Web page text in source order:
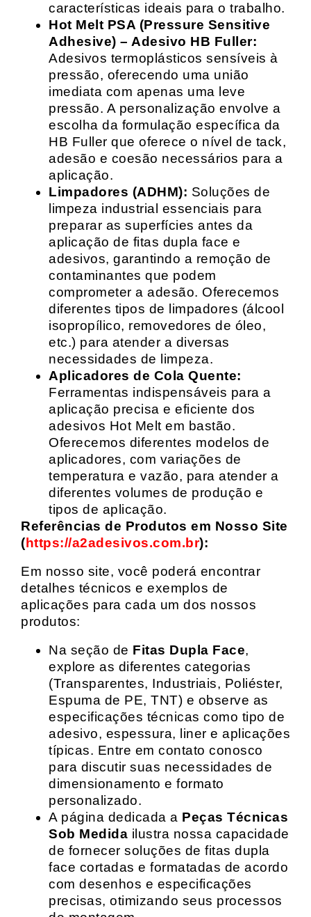
características ideais para o trabalho.
Hot Melt PSA (Pressure Sensitive
Adhesive) – Adesivo HB Fuller:
Adesivos termoplásticos sensíveis à
pressão, oferecendo uma união
imediata com apenas uma leve
pressão. A personalização envolve a
escolha da formulação específica da
HB Fuller que oferece o nível de tack,
adesão e coesão necessários para a
aplicação.
Limpadores (ADHM): Soluções de
limpeza industrial essenciais para
preparar as superfícies antes da
aplicação de fitas dupla face e
adesivos, garantindo a remoção de
contaminantes que podem
comprometer a adesão. Oferecemos
diferentes tipos de limpadores (álcool
isopropílico, removedores de óleo,
etc.) para atender a diversas
necessidades de limpeza.
Aplicadores de Cola Quente:
Ferramentas indispensáveis para a
aplicação precisa e eficiente dos
adesivos Hot Melt em bastão.
Oferecemos diferentes modelos de
aplicadores, com variações de
temperatura e vazão, para atender a
diferentes volumes de produção e
tipos de aplicação.
Referências de Produtos em Nosso Site
(https://a2adesivos.com.br):
Em nosso site, você poderá encontrar
detalhes técnicos e exemplos de
aplicações para cada um dos nossos
produtos:
Na seção de Fitas Dupla Face,
explore as diferentes categorias
(Transparentes, Industriais, Poliéster,
Espuma de PE, TNT) e observe as
especificações técnicas como tipo de
adesivo, espessura, liner e aplicações
típicas. Entre em contato conosco
para discutir suas necessidades de
dimensionamento e formato
personalizado.
A página dedicada a Peças Técnicas
Sob Medida ilustra nossa capacidade
de fornecer soluções de fitas dupla
face cortadas e formatadas de acordo
com desenhos e especificações
precisas, otimizando seus processos